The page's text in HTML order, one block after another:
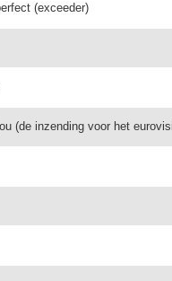
(exceeder)
(de inzending voor het